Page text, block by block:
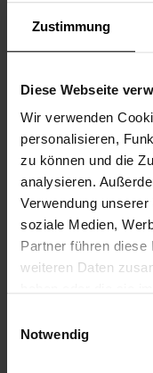
Zustimmung
Diese Webseite
Wir verwenden
personalisieren,
zu können und die
analysieren.
Verwendung
soziale Medien,
Partner führen
weiteren Daten
Notwendig
LEONARDO
Leonardo
Hochzeits-
Sektgläser mit
Gravur,
Kreisromantik
27,99 €